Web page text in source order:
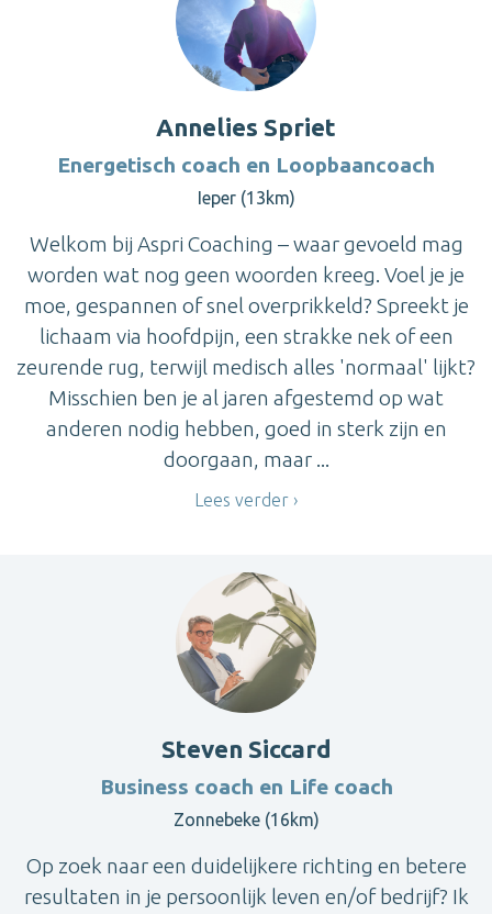
Annelies Spriet
Energetisch coach en Loopbaancoach
Ieper (13km)
Welkom bij Aspri Coaching – waar gevoeld mag
worden wat nog geen woorden kreeg. Voel je je
moe, gespannen of snel overprikkeld? Spreekt je
lichaam via hoofdpijn, een strakke nek of een
zeurende rug, terwijl medisch alles 'normaal' lijkt?
Misschien ben je al jaren afgestemd op wat
anderen nodig hebben, goed in sterk zijn en
doorgaan, maar ...
Lees verder
Steven Siccard
Business coach en Life coach
Zonnebeke (16km)
Op zoek naar een duidelijkere richting en betere
resultaten in je persoonlijk leven en/of bedrijf? Ik